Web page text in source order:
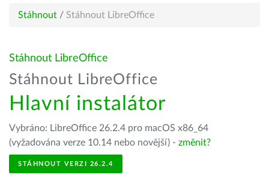
Stáhnout / Stáhnout LibreOffice
Stáhnout LibreOffice
Stáhnout LibreOffice
Hlavní instalátor
Vybráno: LibreOffice 26.2.4 pro macOS x86_64
(vyžadována verze 10.14 nebo novější) - změnit?
STÁHNOUT VERZI 26.2.4